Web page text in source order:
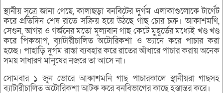
স্থানীয় সূত্রে জানা গেছে, কালাছড়া বনবিটের দুর্গম এলাকাগুলোকে টার্গেট
করে প্রতিদিন শেষ রাতে সক্রিয় হয়ে উঠছে গাছ চোর চক্র। আকাশমণি,
সেগুন, আগর ও গর্জনের মতো মূল্যবান গাছ কেটে মুহূর্তের মধ্যেই খণ্ড খণ্ড
করে পিকআপ, ব্যাটারীচালিত অটোরিকশা ও ভ্যানে করে পাচার করা
হচ্ছে। পাহাড়ি দুর্গম রাস্তা ব্যবহার করে রাতের আঁধারে পাচার করায় অনেক
সময় সাধারণ মানুষের নজরে তা আসে না।
সোমবার ১ জুন ভোরে আকাশমনি গাছ পাচারকালে স্থানীয়রা গাছসহ
ব্যাটারীচালিত অটোরিকশা আটক করে বনবিভাগের কাছে হস্তান্তর করে।